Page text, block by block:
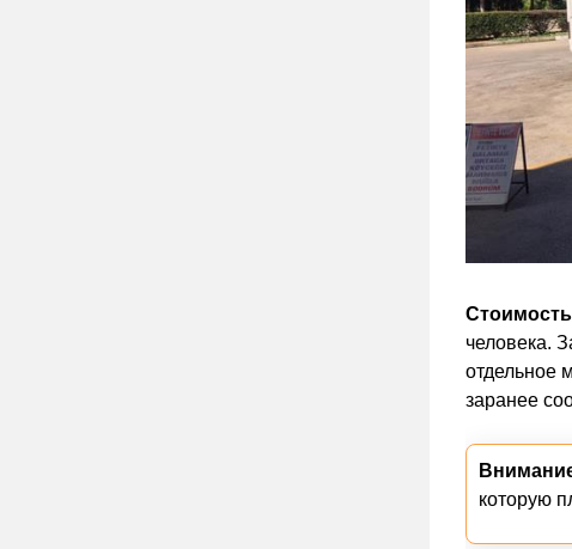
человека.
отдельное
заранее
которую